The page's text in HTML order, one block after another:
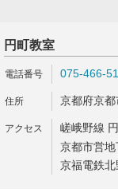
円町教室
075-466-
京都府京
嵯峨野線
京都市営
京福電鉄